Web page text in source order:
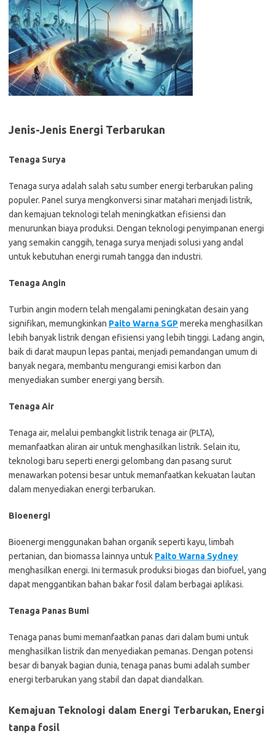
Jenis-Jenis Energi Terbarukan
Tenaga Surya
Tenaga surya adalah salah satu sumber energi terbarukan paling
populer. Panel surya mengkonversi sinar matahari menjadi listrik,
dan kemajuan teknologi telah meningkatkan efisiensi dan
menurunkan biaya produksi. Dengan teknologi penyimpanan energi
yang semakin canggih, tenaga surya menjadi solusi yang andal
untuk kebutuhan energi rumah tangga dan industri.
Tenaga Angin
Turbin angin modern telah mengalami peningkatan desain yang
signifikan, memungkinkan Paito Warna SGPmereka menghasilkan
lebih banyak listrik dengan efisiensi yang lebih tinggi. Ladang angin,
baik di darat maupun lepas pantai, menjadi pemandangan umum di
banyak negara, membantu mengurangi emisi karbon dan
menyediakan sumber energi yang bersih.
Tenaga Air
Tenaga air, melalui pembangkit listrik tenaga air (PLTA),
memanfaatkan aliran air untuk menghasilkan listrik. Selain itu,
teknologi baru seperti energi gelombang dan pasang surut
menawarkan potensi besar untuk memanfaatkan kekuatan lautan
dalam menyediakan energi terbarukan.
Bioenergi
Bioenergi menggunakan bahan organik seperti kayu, limbah
pertanian, dan biomassa lainnya untuk Paito Warna Sydney
menghasilkan energi. Ini termasuk produksi biogas dan biofuel, yang
dapat menggantikan bahan bakar fosil dalam berbagai aplikasi.
Tenaga Panas Bumi
Tenaga panas bumi memanfaatkan panas dari dalam bumi untuk
menghasilkan listrik dan menyediakan pemanas. Dengan potensi
besar di banyak bagian dunia, tenaga panas bumi adalah sumber
energi terbarukan yang stabil dan dapat diandalkan.
Kemajuan Teknologi dalam Energi Terbarukan, Energi
tanpa fosil